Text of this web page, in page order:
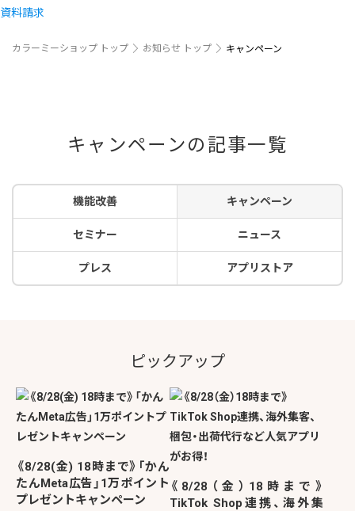
資料請求
カラーミーショップ トップ お知らせ トップ キャンペーン
キャンペーンの記事一覧
機能改善 キャンペーン
セミナー ニュース
プレス アプリストア
ピックアップ
《8/28(金) 18時まで》「かん
たんMeta広告」1万ポイント
プレゼントキャンペーン
《8/28（金）18時まで》
TikTok Shop連携、海外集